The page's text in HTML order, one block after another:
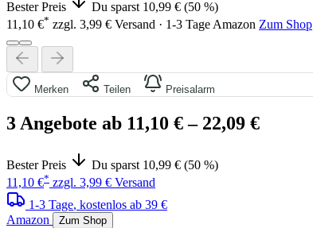
Bester Preis
Du sparst 10,99 € (50 %)
11,10 €* zzgl. 3,99 € Versand · 1-3 Tage Amazon Zum Shop
Merken Teilen Preisalarm
3 Angebote ab 11,10 €– 22,09 €
Bester Preis
Du sparst 10,99 € (50 %)
11,10 €* zzgl. 3,99 € Versand
1-3 Tage, kostenlos ab 39 €
Amazon
Zum Shop